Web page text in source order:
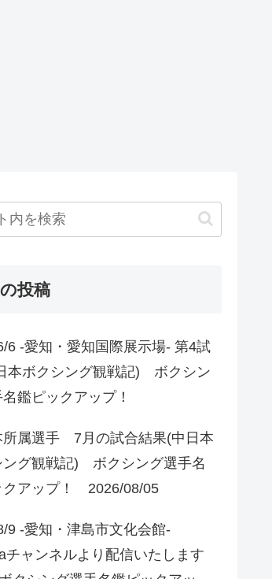
投稿
6 -愛知・愛知国際展示場- 第4試
本ボクシング観戦記) ボクシン
鑑ピックアップ！
所属選手 7月の試合結果(中日本
ング観戦記) ボクシング選手名
クアップ！ 2026/08/05
9 -愛知・津島市文化会館-
チャンネルより配信いたします